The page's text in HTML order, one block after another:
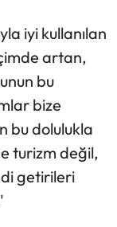
iyi kullanılan
artan,
bu
bize
bu dolulukla
turizm değil,
getirileri